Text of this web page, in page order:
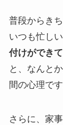
普段からき
いつも忙し
付けができ
と、なんと
間の心理です
さらに、家